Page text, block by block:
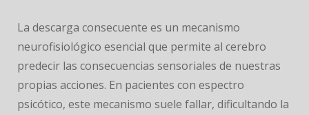
La descarga consecuente es un mecanismo
neurofisiológico esencial que permite al cerebro
predecir las consecuencias sensoriales de nuestras
propias acciones. En pacientes con espectro
psicótico, este mecanismo suele fallar, dificultando la